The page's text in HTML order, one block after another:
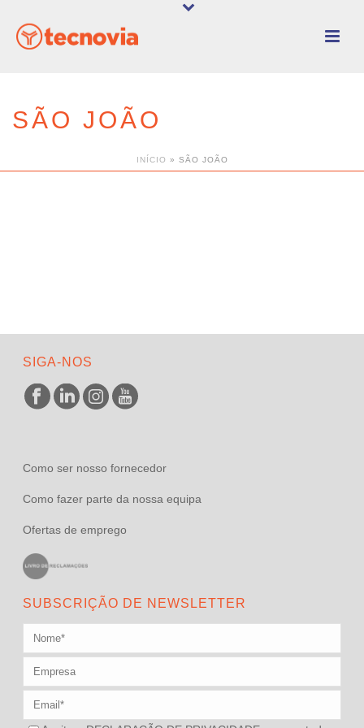
SÃO JOÃO
INÍCIO » SÃO JOÃO
SIGA-NOS
Como ser nosso fornecedor
Como fazer parte da nossa equipa
Ofertas de emprego
SUBSCRIÇÃO DE NEWSLETTER